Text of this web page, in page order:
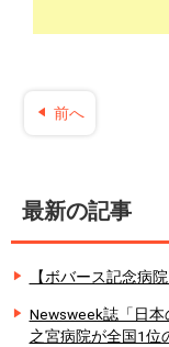
前へ
最新の記事
【ボバース記念病
Newsweek誌「日
之宮病院が全国1位